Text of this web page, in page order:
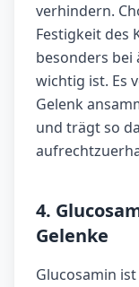
verhindern.
Festigkeit des
besonders bei
wichtig ist. Es
Gelenk
und trägt so
4.
Gelenke
Glucosamin